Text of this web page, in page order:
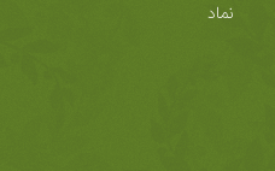
نماد